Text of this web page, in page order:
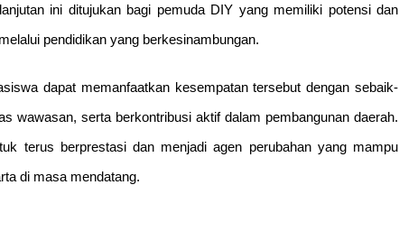
ini ditujukan bagi pemuda DIY yang memiliki potensi dan
pendidikan yang berkesinambungan.
dapat memanfaatkan kesempatan tersebut dengan sebaik-
wawasan, serta berkontribusi aktif dalam pembangunan daerah.
terus berprestasi dan menjadi agen perubahan yang mampu
di masa mendatang.